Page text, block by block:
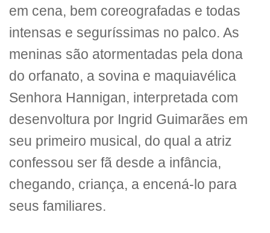
em cena, bem coreografadas e todas
intensas e seguríssimas no palco. As
meninas são atormentadas pela dona
do orfanato, a sovina e maquiavélica
Senhora Hannigan, interpretada com
desenvoltura por Ingrid Guimarães em
seu primeiro musical, do qual a atriz
confessou ser fã desde a infância,
chegando, criança, a encená-lo para
seus familiares.